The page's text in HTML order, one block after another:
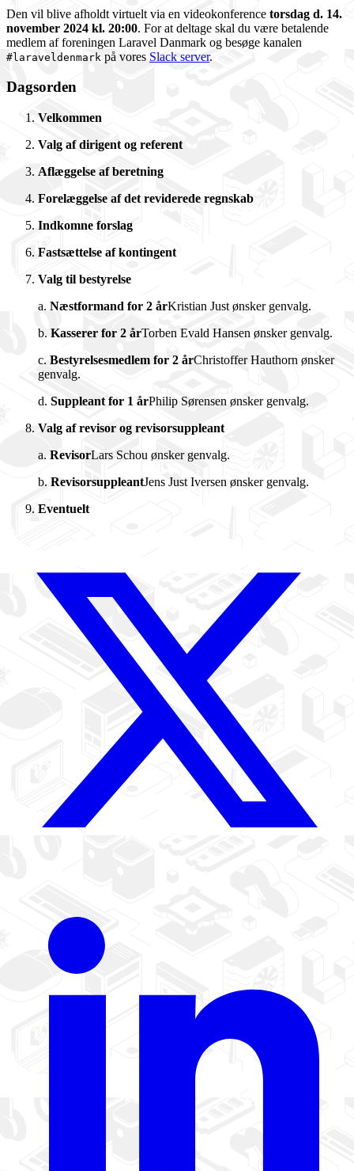
Den vil blive afholdt virtuelt via en videokonference torsdag d. 14.
november 2024 kl. 20:00. For at deltage skal du være betalende
medlem af foreningen Laravel Danmark og besøge kanalen
#laraveldenmark på vores Slack server.
Dagsorden
Velkommen
Valg af dirigent og referent
Aflæggelse af beretning
Forelæggelse af det reviderede regnskab
Indkomne forslag
Fastsættelse af kontingent
Valg til bestyrelse
a. Næstformand for 2 årKristian Just ønsker genvalg.
b. Kasserer for 2 årTorben Evald Hansen ønsker genvalg.
c. Bestyrelsesmedlem for 2 årChristoffer Hauthorn ønsker
genvalg.
d. Suppleant for 1 årPhilip Sørensen ønsker genvalg.
Valg af revisor og revisorsuppleant
a. RevisorLars Schou ønsker genvalg.
b. RevisorsuppleantJens Just Iversen ønsker genvalg.
Eventuelt